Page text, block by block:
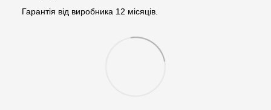
Гарантія від виробника 12 місяців.